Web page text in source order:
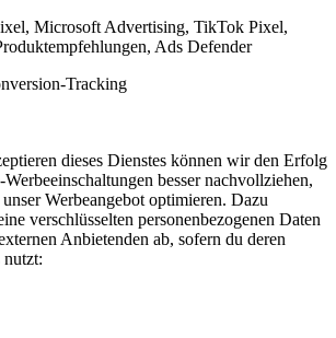
Microsoft Advertising, TikTok Pixel,
Ads Defender
Tracking
dieses Dienstes können wir den Erfolg
besser nachvollziehen,
Werbeangebot optimieren. Dazu
verschlüsselten personenbezogenen Daten
Anbietenden ab, sofern du deren
nutzt: